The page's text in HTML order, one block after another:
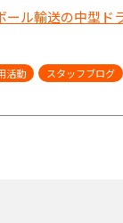
ル輸送の中型ド
活動 スタッフブログ